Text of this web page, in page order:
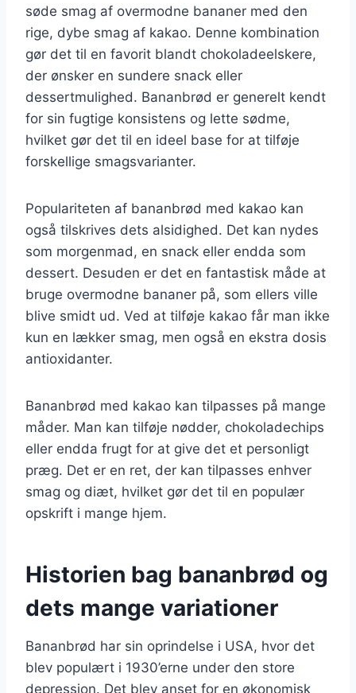
søde smag af overmodne bananer med den
rige, dybe smag af kakao. Denne kombination
gør det til en favorit blandt chokoladeelskere,
der ønsker en sundere snack eller
dessertmulighed. Bananbrød er generelt kendt
for sin fugtige konsistens og lette sødme,
hvilket gør det til en ideel base for at tilføje
forskellige smagsvarianter.
Populariteten af bananbrød med kakao kan
også tilskrives dets alsidighed. Det kan nydes
som morgenmad, en snack eller endda som
dessert. Desuden er det en fantastisk måde at
bruge overmodne bananer på, som ellers ville
blive smidt ud. Ved at tilføje kakao får man ikke
kun en lækker smag, men også en ekstra dosis
antioxidanter.
Bananbrød med kakao kan tilpasses på mange
måder. Man kan tilføje nødder, chokoladechips
eller endda frugt for at give det et personligt
præg. Det er en ret, der kan tilpasses enhver
smag og diæt, hvilket gør det til en populær
opskrift i mange hjem.
Historien bag bananbrød og
dets mange variationer
Bananbrød har sin oprindelse i USA, hvor det
blev populært i 1930’erne under den store
depression. Det blev anset for en økonomisk